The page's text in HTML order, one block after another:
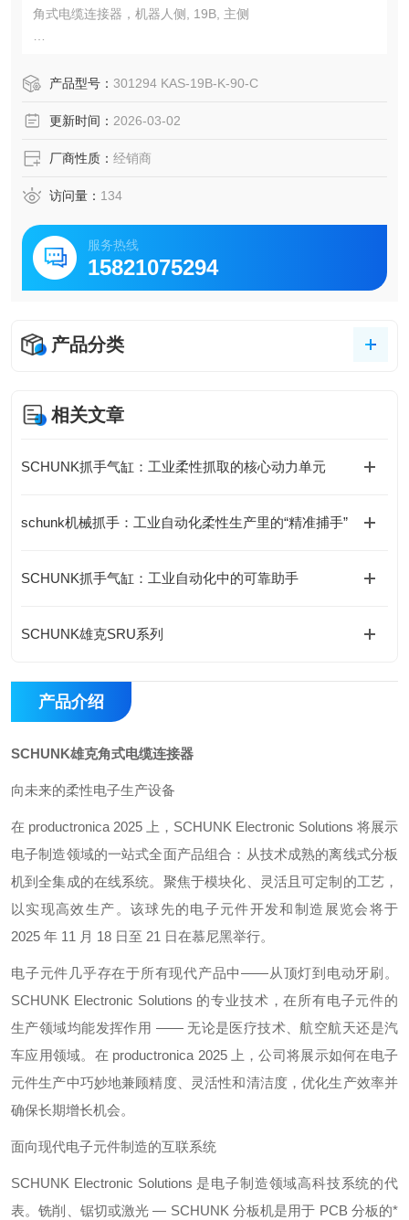
角式电缆连接器，机器人侧, 19B, 主侧
针脚触点数量: 19
产品型号： 301294 KAS-19B-K-90-C
更新时间： 2026-03-02
厂商性质： 经销商
访问量： 134
服务热线
15821075294
产品分类
相关文章
SCHUNK抓手气缸：工业柔性抓取的核心动力单元
schunk机械抓手：工业自动化柔性生产里的“精准捕手”
SCHUNK抓手气缸：工业自动化中的可靠助手
SCHUNK雄克SRU系列
产品介绍
SCHUNK雄克角式电缆连接器
向未来的柔性电子生产设备
在 productronica 2025 上，SCHUNK Electronic Solutions 将展示
电子制造领域的一站式全面产品组合：从技术成熟的离线式分板
机到全集成的在线系统。聚焦于模块化、灵活且可定制的工艺，
以实现高效生产。该球先的电子元件开发和制造展览会将于
2025 年 11 月 18 日至 21 日在慕尼黑举行。
电子元件几乎存在于所有现代产品中——从顶灯到电动牙刷。
SCHUNK Electronic Solutions 的专业技术，在所有电子元件的
生产领域均能发挥作用 —— 无论是医疗技术、航空航天还是汽
车应用领域。在 productronica 2025 上，公司将展示如何在电子
元件生产中巧妙地兼顾精度、灵活性和清洁度，优化生产效率并
确保长期增长机会。
面向现代电子元件制造的互联系统
SCHUNK Electronic Solutions 是电子制造领域高科技系统的代
表。铣削、锯切或激光 — SCHUNK 分板机是用于 PCB 分板的*